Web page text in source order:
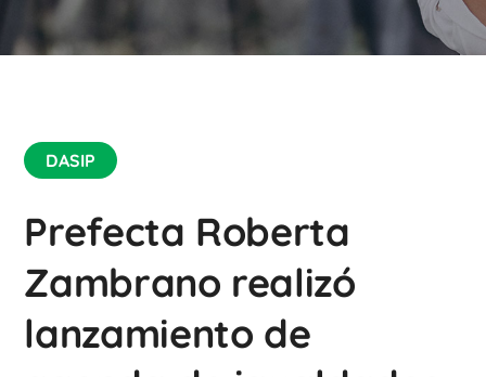
DASIP
Prefecta Roberta
Zambrano realizó
lanzamiento de